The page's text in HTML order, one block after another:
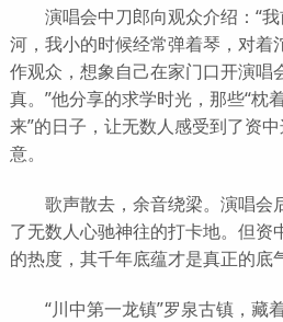
演唱会中刀郎向观众介绍：“我
河，我小的时候经常弹着琴，对着
作观众，想象自己在家门口开演唱
真。”他分享的求学时光，那些“枕
来”的日子，让无数人感受到了资
意。
歌声散去，余音绕梁。演唱会
了无数人心驰神往的打卡地。但资
的热度，其千年底蕴才是真正的底
“川中第一龙镇”罗泉古镇，藏